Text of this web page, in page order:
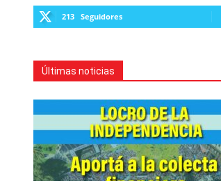
213 Seguidores
Últimas noticias